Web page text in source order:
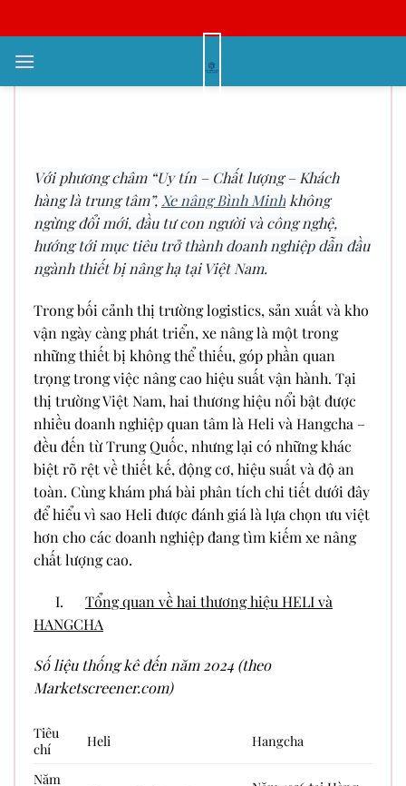
qua
nội
So Sánh Xe Nâng Heli Và Xe
Với phương châm “Uy tín – Chất lượng – Khách
hàng là trung tâm”, Xe nâng Bình Minh không
ngừng đổi mới, đầu tư con người và công nghệ,
hướng tới mục tiêu trở thành doanh nghiệp dẫn đầu
ngành thiết bị nâng hạ tại Việt Nam.
Trong bối cảnh thị trường logistics, sản xuất và kho
vận ngày càng phát triển, xe nâng là một trong
những thiết bị không thể thiếu, góp phần quan
trọng trong việc nâng cao hiệu suất vận hành. Tại
thị trường Việt Nam, hai thương hiệu nổi bật được
nhiều doanh nghiệp quan tâm là Heli và Hangcha –
đều đến từ Trung Quốc, nhưng lại có những khác
biệt rõ rệt về thiết kế, động cơ, hiệu suất và độ an
toàn. Cùng khám phá bài phân tích chi tiết dưới đây
để hiểu vì sao Heli được đánh giá là lựa chọn ưu việt
hơn cho các doanh nghiệp đang tìm kiếm xe nâng
chất lượng cao.
I. Tổng quan về hai thương hiệu HELI và
HANGCHA
Số liệu thống kê đến năm 2024 (theo
Marketscreener.com)
Tiêu
chí
Heli Hangcha
Năm